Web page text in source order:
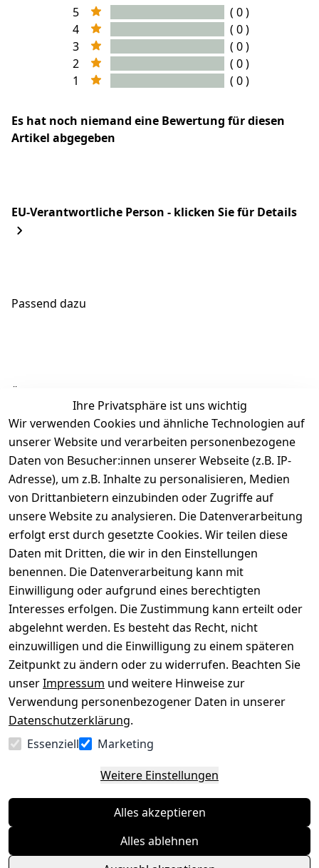
5
( 0 )
4
( 0 )
3
( 0 )
2
( 0 )
1
( 0 )
Es hat noch niemand eine Bewertung für diesen
Artikel abgegeben
EU-Verantwortliche Person - klicken Sie für Details
Passend dazu
Ähnliche Produkte
Ihre Privatsphäre ist uns wichtig
Wir verwenden Cookies und ähnliche Technologien auf
unserer Website und verarbeiten personenbezogene
Daten von Besucher:innen unserer Webseite (z.B. IP-
Adresse), um z.B. Inhalte zu personalisieren, Medien
von Drittanbietern einzubinden oder Zugriffe auf
unsere Website zu analysieren. Die Datenverarbeitung
erfolgt erst durch gesetzte Cookies. Wir teilen diese
Daten mit Dritten, die wir in den Einstellungen
benennen. Die Datenverarbeitung kann mit
Einwilligung oder aufgrund eines berechtigten
Interesses erfolgen. Die Zustimmung kann erteilt oder
abgelehnt werden. Es besteht das Recht, nicht
einzuwilligen und die Einwilligung zu einem späteren
Zeitpunkt zu ändern oder zu widerrufen. Beachten Sie
unserImpressum und weitere Hinweise zur
Verwendung personenbezogener Daten in unserer
Datenschutzerklärung.
Essenziell
Marketing
Weitere Einstellungen
Alles akzeptieren
Alles ablehnen
Rechtliches
AGB
Impressum
Datenschutze
rklärung
Barrierefreihe
itserklärung
Widerrufsrec
ht
Über uns
Kontakt
Registrieren
Kataloge zum
Download
Pflege &
Kundendienst
Kiefermöbel
Hilfe
Wir
versenden
mit
Zahle
bequem per
Vertrag
widerrufen